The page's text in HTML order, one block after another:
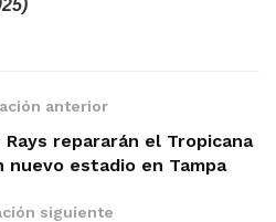
anterior
repararán el Tropicana
nuevo estadio en Tampa
siguiente